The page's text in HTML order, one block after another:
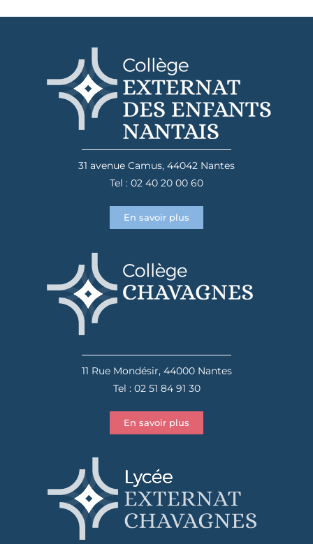
31 avenue Camus, 44042 Nantes
Tel : 02 40 20 00 60
En savoir plus
11 Rue Mondésir, 44000 Nantes
Tel : 02 51 84 91 30
En savoir plus